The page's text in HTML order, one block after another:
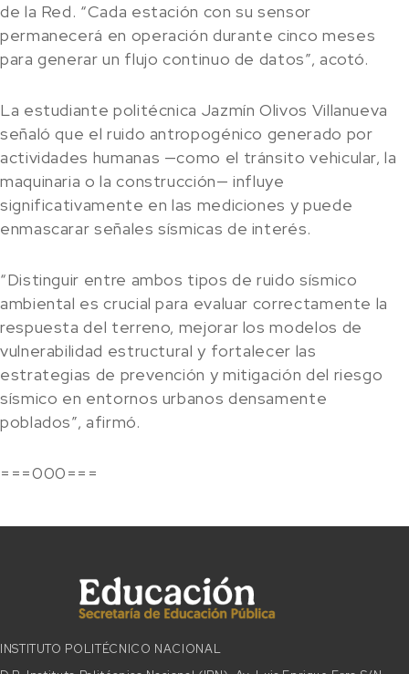
de la Red. “Cada estación con su sensor
permanecerá en operación durante cinco meses
para generar un flujo continuo de datos”, acotó.
La estudiante politécnica Jazmín Olivos Villanueva
señaló que el ruido antropogénico generado por
actividades humanas —como el tránsito vehicular, la
maquinaria o la construcción— influye
significativamente en las mediciones y puede
enmascarar señales sísmicas de interés.
“Distinguir entre ambos tipos de ruido sísmico
ambiental es crucial para evaluar correctamente la
respuesta del terreno, mejorar los modelos de
vulnerabilidad estructural y fortalecer las
estrategias de prevención y mitigación del riesgo
sísmico en entornos urbanos densamente
poblados”, afirmó.
===000===
INSTITUTO POLITÉCNICO NACIONAL